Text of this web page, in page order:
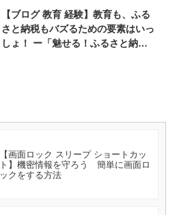
【ブログ 教育 経験】教育も、ふる
さと納税もバズるための要素はいっ
しょ！ ー「魅せる！ふるさと納税
【画面ロック スリープ ショートカッ
ト】機密情報を守ろう 簡単に画面ロ
ックをする方法